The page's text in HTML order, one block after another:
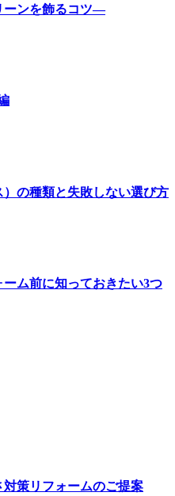
ーンを飾るコツ—
の種類と失敗しない選び方
ム前に知っておきたい3つ
策リフォームのご提案